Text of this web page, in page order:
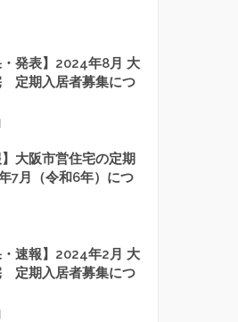
・発表】2024年8月 大
定期入居者募集につ
】大阪市営住宅の定期
7月（令和6年）につ
・速報】2024年2月 大
定期入居者募集につ